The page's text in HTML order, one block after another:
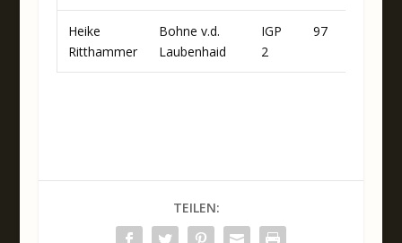
Heike
Ritthammer
Bohne v.d.
Laubenhaid
IGP
2
97
TEILEN: